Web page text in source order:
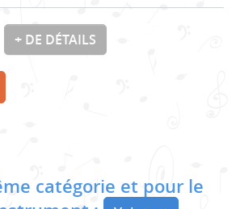
+ DE DÉTAILS
catégorie et pour le